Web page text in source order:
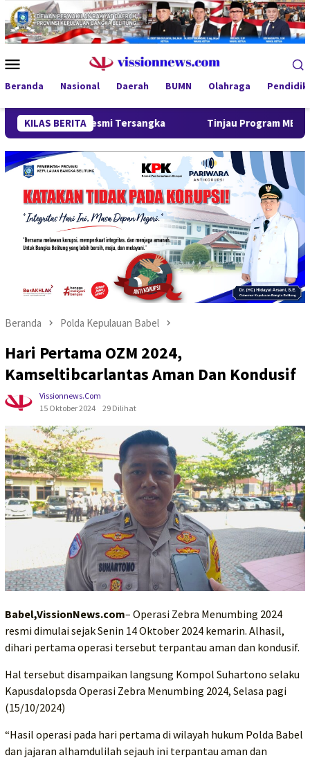
Loncat
ke
konten
Mobile
Beranda Nasional Daerah BUMN Olahraga
KILAS BERITA
Tersangka Tinjau Program MBG 3B di
Beranda Polda Kepulauan Babel
Hari Pertama OZM 2024,
Kamseltibcarlantas Aman Dan Kondusif
Vissionnews.com
15 Oktober 2024
29 Dilihat
Babel,VissionNews.com– Operasi Zebra Menumbing 2024
resmi dimulai sejak Senin 14 Oktober 2024 kemarin. Alhasil,
dihari pertama operasi tersebut terpantau aman dan kondusif.
Hal tersebut disampaikan langsung Kompol Suhartono selaku
Kapusdalopsda Operasi Zebra Menumbing 2024, Selasa pagi
(15/10/2024)
“Hasil operasi pada hari pertama di wilayah hukum Polda Babel
dan jajaran alhamdulilah sejauh ini terpantau aman dan